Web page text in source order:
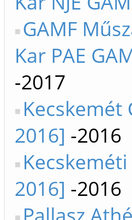
GAMF
Kar PAE
-2017
Kecskemét
2016] -2016
2016] -2016